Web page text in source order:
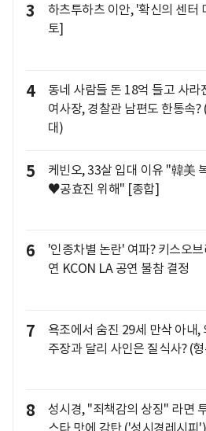
3
하츠투하츠 이안, '확신의 센터
토]
4
동네 사람들 돈 18억 들고 사라
여사장, 경찰관 남편도 한통속?
대)
5
케빈오, 33살 입대 이유 "韓美
♥공효진 위해" [종합]
6
'인종차별 논란' 여파? 키스오
연 KCON LA 공연 불참 결정
7
욕조에서 숨진 29세 만삭 아내,
주장과 달리 사인은 질식사? (
8
성시경, "죄책감의 상징" 라면